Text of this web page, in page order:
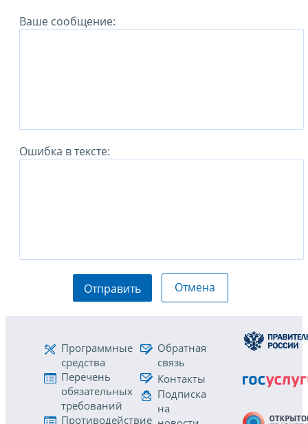
Ваше сообщение:
Ошибка в тексте:
Отправить Отмена
Программные
средства
Перечень
обязательных
требований
Противодействие
Обратная
связь
Контакты
Подписка
на